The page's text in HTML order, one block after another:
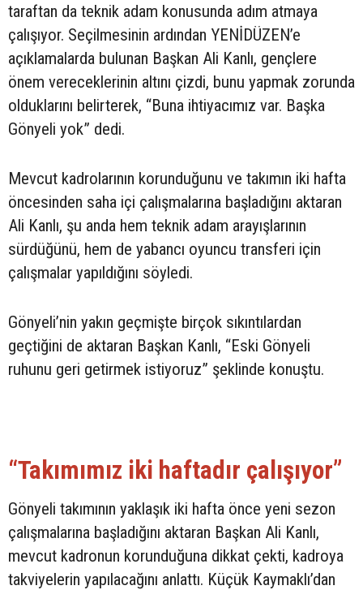
taraftan da teknik adam konusunda adım atmaya
çalışıyor. Seçilmesinin ardından YENİDÜZEN’e
açıklamalarda bulunan Başkan Ali Kanlı, gençlere
önem vereceklerinin altını çizdi, bunu yapmak zorunda
olduklarını belirterek, “Buna ihtiyacımız var. Başka
Gönyeli yok” dedi.
Mevcut kadrolarının korunduğunu ve takımın iki hafta
öncesinden saha içi çalışmalarına başladığını aktaran
Ali Kanlı, şu anda hem teknik adam arayışlarının
sürdüğünü, hem de yabancı oyuncu transferi için
çalışmalar yapıldığını söyledi.
Gönyeli’nin yakın geçmişte birçok sıkıntılardan
geçtiğini de aktaran Başkan Kanlı, “Eski Gönyeli
ruhunu geri getirmek istiyoruz” şeklinde konuştu.
“Takımımız iki haftadır çalışıyor”
Gönyeli takımının yaklaşık iki hafta önce yeni sezon
çalışmalarına başladığını aktaran Başkan Ali Kanlı,
mevcut kadronun korunduğuna dikkat çekti, kadroya
takviyelerin yapılacağını anlattı. Küçük Kaymaklı’dan